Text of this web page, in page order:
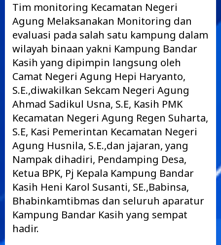
Tim monitoring Kecamatan Negeri
Agung Melaksanakan Monitoring dan
evaluasi pada salah satu kampung dalam
wilayah binaan yakni Kampung Bandar
Kasih yang dipimpin langsung oleh
Camat Negeri Agung Hepi Haryanto,
S.E.,diwakilkan Sekcam Negeri Agung
Ahmad Sadikul Usna, S.E, Kasih PMK
Kecamatan Negeri Agung Regen Suharta,
S.E, Kasi Pemerintan Kecamatan Negeri
Agung Husnila, S.E.,dan jajaran, yang
Nampak dihadiri, Pendamping Desa,
Ketua BPK, Pj Kepala Kampung Bandar
Kasih Heni Karol Susanti, SE.,Babinsa,
Bhabinkamtibmas dan seluruh aparatur
Kampung Bandar Kasih yang sempat
hadir.